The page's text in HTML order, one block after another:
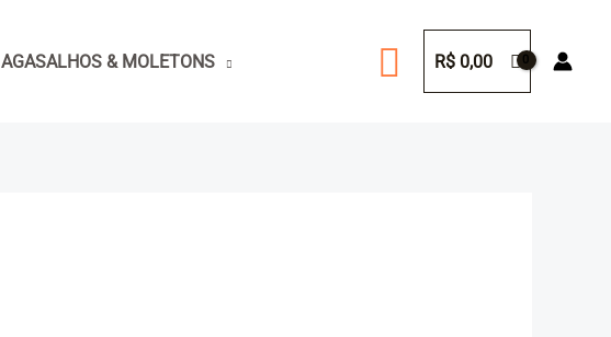
AGASALHOS & MOLETONS Pesquisar
R$0,00